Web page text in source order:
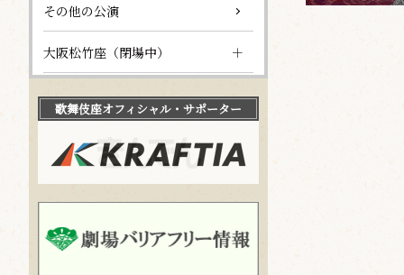
その他の公演
大阪松竹座（閉場中）
歌舞伎座オフィシャル・サポーター